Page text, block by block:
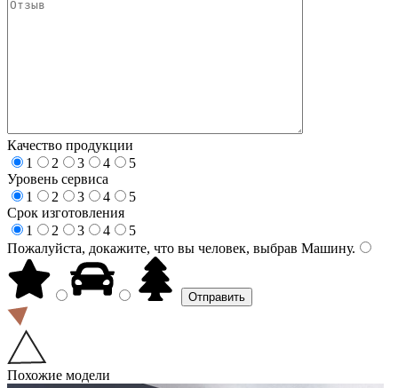
Качество продукции
1
2 3 4
5
Уровень сервиса
1
2 3 4
5
Срок изготовления
1
2 3 4
5
Пожалуйста, докажите, что вы человек, выбрав Машину.
Похожие модели